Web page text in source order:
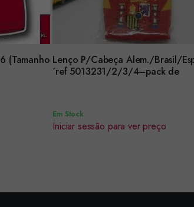
(Tamanho Lenço P/Cabeça Alem./Brasil/
´ref 5013231/2/3/4–pack de
Encomendar
Em Stock
Iniciar sessão para ver preço